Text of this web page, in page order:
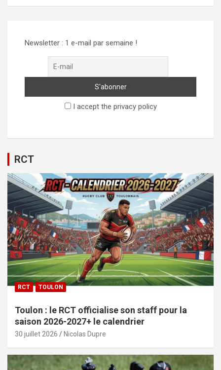
Newsletter : 1 e-mail par semaine !
I accept the privacy policy
RCT
RCT TOULON
Toulon : le RCT officialise son staff pour la
saison 2026-2027+ le calendrier
30 juillet 2026 Nicolas Dupre